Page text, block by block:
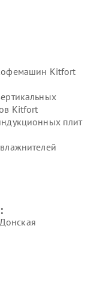
Kitfort
Kitfort
плит